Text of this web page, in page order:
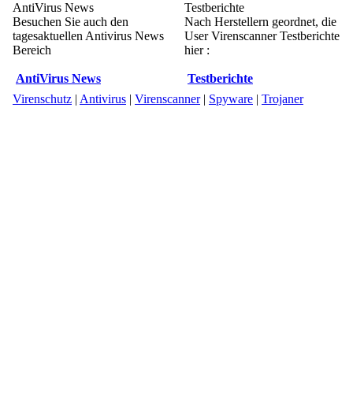
AntiVirus News
Besuchen Sie auch den
tagesaktuellen Antivirus News
Bereich
AntiVirus News
Testberichte
Nach Herstellern geordnet, die
User Virenscanner Testberichte
hier :
Testberichte
Virenschutz | Antivirus | Virenscanner| Spyware | Trojaner